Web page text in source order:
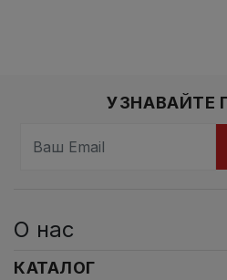
УЗНАВАЙТЕ
О нас
КАТАЛОГ